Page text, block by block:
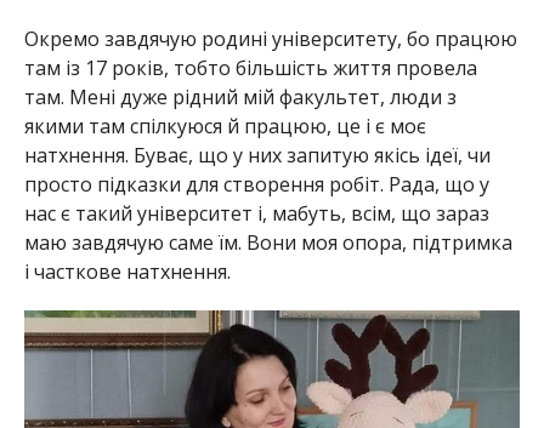
Окремо завдячую родині університету, бо працюю
там із 17 років, тобто більшість життя провела
там. Мені дуже рідний мій факультет, люди з
якими там спілкуюся й працюю, це і є моє
натхнення. Буває, що у них запитую якісь ідеї, чи
просто підказки для створення робіт. Рада, що у
нас є такий університет і, мабуть, всім, що зараз
маю завдячую саме їм. Вони моя опора, підтримка
і часткове натхнення.